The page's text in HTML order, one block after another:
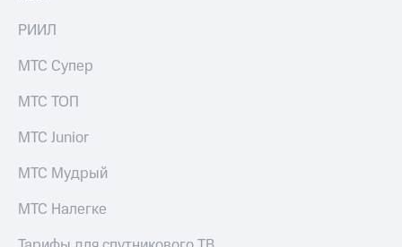
РИИЛ
МТС Супер
МТС ТОП
МТС Junior
МТС Мудрый
МТС Налегке